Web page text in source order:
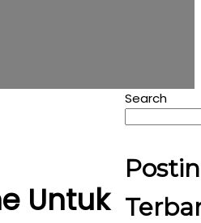
Untuk
Search